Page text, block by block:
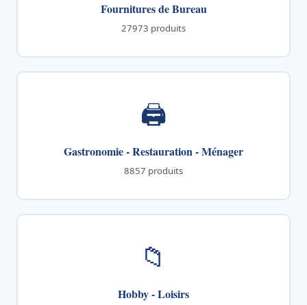
Fournitures de Bureau
27973 produits
🖨️
Gastronomie - Restauration - Ménager
8857 produits
📁
Hobby - Loisirs